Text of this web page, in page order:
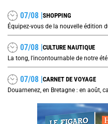
07/08 |SHOPPING
07/08 |CULTURE NAUTIQUE
La tong, l'incontournable de notre été
07/08 |CARNET DE VOYAGE